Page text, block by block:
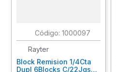
: 1000097
Rayter
Block Remision 1/4Cta
Dupl 6Blocks C/22Jgs